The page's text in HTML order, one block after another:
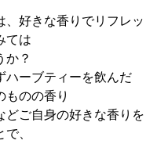
、好きな香りでリフレッ
ては
か？
ハーブティーを飲んだ
ものの香り
どご自身の好きな香りを
、